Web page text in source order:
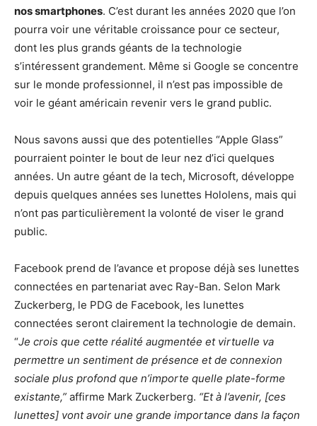
nos smartphones. C’est durant les années 2020 que l’on
pourra voir une véritable croissance pour ce secteur,
dont les plus grands géants de la technologie
s’intéressent grandement. Même si Google se concentre
sur le monde professionnel, il n’est pas impossible de
voir le géant américain revenir vers le grand public.
Nous savons aussi que des potentielles “Apple Glass”
pourraient pointer le bout de leur nez d’ici quelques
années. Un autre géant de la tech, Microsoft, développe
depuis quelques années ses lunettes Hololens, mais qui
n’ont pas particulièrement la volonté de viser le grand
public.
Facebook prend de l’avance et propose déjà ses lunettes
connectées en partenariat avec Ray-Ban. Selon Mark
Zuckerberg, le PDG de Facebook, les lunettes
connectées seront clairement la technologie de demain.
“Je crois que cette réalité augmentée et virtuelle va
permettre un sentiment de présence et de connexion
sociale plus profond que n’importe quelle plate-forme
existante,” affirme Mark Zuckerberg. “Et à l’avenir, [ces
lunettes] vont avoir une grande importance dans la façon